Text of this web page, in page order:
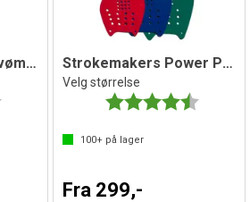
Arena Kickboard | Svømmebrett
4.7 av 5 mulige
Strokemakers Power Paddles
Velg størrelse
Karakter:
100+på lager
Fra 299,-